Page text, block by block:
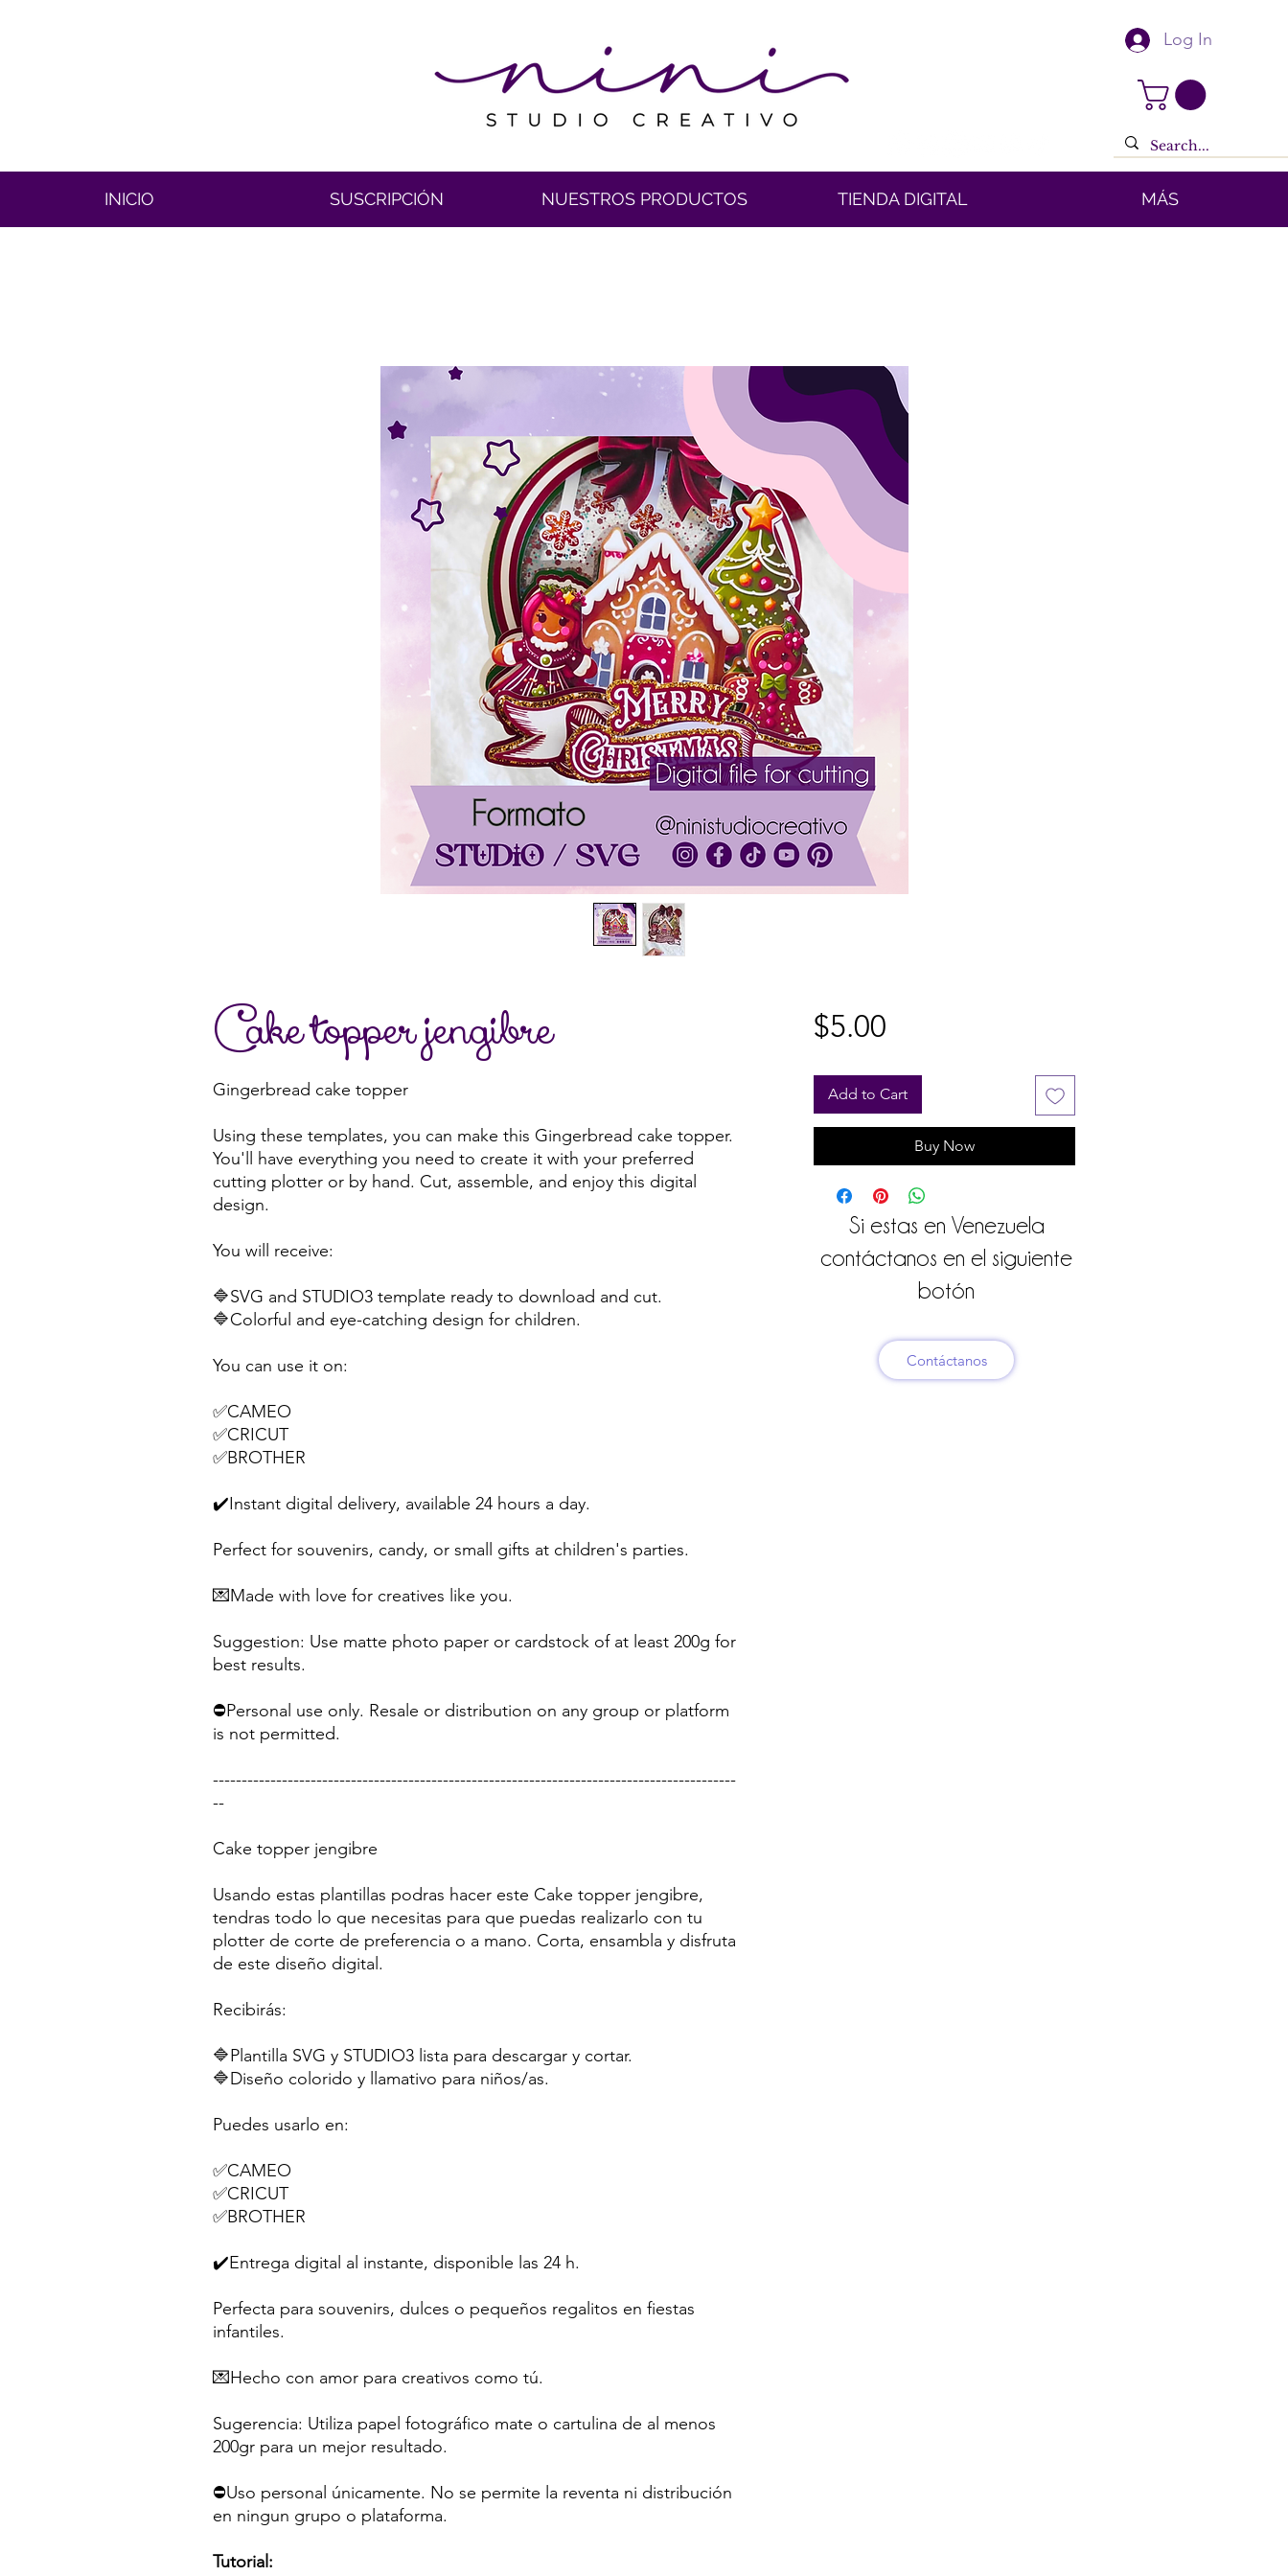
Log In
INICIO SUSCRIPCIÓN NUESTROS PRODUCTOS TIENDA DIGITAL MÁS
Cake topper jengibre
Gingerbread cake topper
Using these templates, you can make this Gingerbread cake topper.
You'll have everything you need to create it with your preferred
cutting plotter or by hand. Cut, assemble, and enjoy this digital
design.
You will receive:
🔷SVG and STUDIO3 template ready to download and cut.
🔷Colorful and eye-catching design for children.
You can use it on:
✅CAMEO
✅CRICUT
✅BROTHER
✔️Instant digital delivery, available 24 hours a day.
Perfect for souvenirs, candy, or small gifts at children's parties.
💌Made with love for creatives like you.
Suggestion: Use matte photo paper or cardstock of at least 200g for
best results.
⛔Personal use only. Resale or distribution on any group or platform
is not permitted.
-------------------------------------------------------------------------------------------
--
Cake topper jengibre
Usando estas plantillas podras hacer este Cake topper jengibre,
tendras todo lo que necesitas para que puedas realizarlo con tu
plotter de corte de preferencia o a mano. Corta, ensambla y disfruta
de este diseño digital.
Recibirás:
🔷Plantilla SVG y STUDIO3 lista para descargar y cortar.
🔷Diseño colorido y llamativo para niños/as.
Puedes usarlo en:
✅CAMEO
✅CRICUT
✅BROTHER
✔️Entrega digital al instante, disponible las 24 h.
Perfecta para souvenirs, dulces o pequeños regalitos en fiestas
infantiles.
💌Hecho con amor para creativos como tú.
Sugerencia: Utiliza papel fotográfico mate o cartulina de al menos
200gr para un mejor resultado.
⛔Uso personal únicamente. No se permite la reventa ni distribución
en ningun grupo o plataforma.
Tutorial:
$5.00Price
Add to Cart
Buy Now
Si estas en Venezuela
contáctanos en el siguiente
botón
Contáctanos